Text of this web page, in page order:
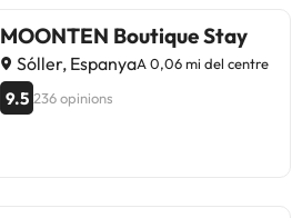
MOONTEN Boutique Stay
Sóller, EspanyaA 0,06 mi del centre
9.5 236 opinions